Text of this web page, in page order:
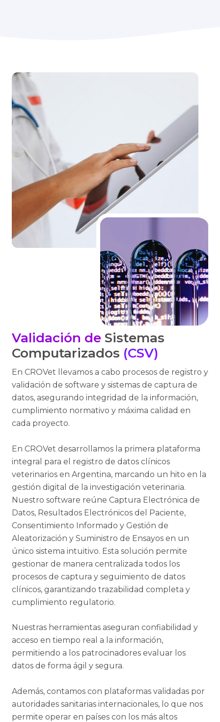
Validación de Sistemas
Computarizados (CSV)
En CROVet llevamos a cabo procesos de registro y
validación de software y sistemas de captura de
datos, asegurando integridad de la información,
cumplimiento normativo y máxima calidad en
cada proyecto.
En CROVet desarrollamos la primera plataforma
integral para el registro de datos clínicos
veterinarios en Argentina, marcando un hito en la
gestión digital de la investigación veterinaria.
Nuestro software reúne Captura Electrónica de
Datos, Resultados Electrónicos del Paciente,
Consentimiento Informado y Gestión de
Aleatorización y Suministro de Ensayos en un
único sistema intuitivo. Esta solución permite
gestionar de manera centralizada todos los
procesos de captura y seguimiento de datos
clínicos, garantizando trazabilidad completa y
cumplimiento regulatorio.
Nuestras herramientas aseguran confiabilidad y
acceso en tiempo real a la información,
permitiendo a los patrocinadores evaluar los
datos de forma ágil y segura.
Además, contamos con plataformas validadas por
autoridades sanitarias internacionales, lo que nos
permite operar en países con los más altos